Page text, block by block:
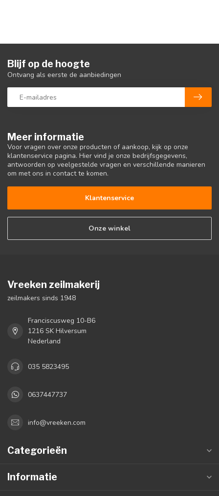
Meer informatie
Voor vragen over onze producten of aankoop, kijk op onze
klantenservice pagina. Hier vind je onze bedrijfsgegevens,
antwoorden op veelgestelde vragen en verschillende manieren
om met ons in contact te komen.
Klantenservice
Onze winkel
Blijf op de hoogte
Ontvang als eerste de aanbiedingen
Vreeken zeilmakerij
zeilmakers sinds 1948
Franciscusweg 10-B6
1216 SK Hilversum
Nederland
035 5823495
0637447737
info@vreeken.com
Categorieën
Informatie